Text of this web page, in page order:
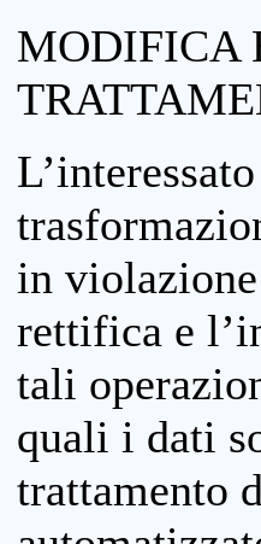
MODIFICA
in
rettifica e
tali
quali i dati
trattamento